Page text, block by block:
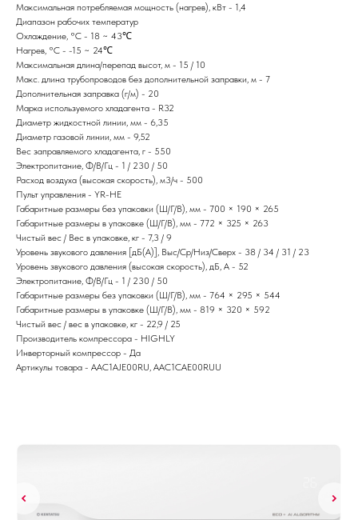
Максимальная потребляемая мощность (нагрев), кВт - 1,4
Диапазон рабочих температур
Охлаждение, °С - 18 ~ 43℃
Нагрев, °С - -15 ~ 24℃
Максимальная длина/перепад высот, м - 15 / 10
Макс. длина трубопроводов без дополнительной заправки, м - 7
Дополнительная заправка (г/м) - 20
Марка используемого хладагента - R32
Диаметр жидкостной линии, мм - 6,35
Диаметр газовой линии, мм - 9,52
Вес заправляемого хладагента, г - 550
Электропитание, Ф/В/Гц - 1 / 230 / 50
Расход воздуха (высокая скорость), м3/ч - 500
Пульт управления - YR-HE
Габаритные размеры без упаковки (Ш/Г/В), мм - 700 × 190 × 265
Габаритные размеры в упаковке (Ш/Г/В), мм - 772 × 325 × 263
Чистый вес / Вес в упаковке, кг - 7,3 / 9
Уровень звукового давления [дБ(А)], Выс/Ср/Низ/Сверх - 38 / 34 / 31 / 23
Уровень звукового давления (высокая скорость), дБ, А - 52
Электропитание, Ф/В/Гц - 1 / 230 / 50
Габаритные размеры без упаковки (Ш/Г/В), мм - 764 × 295 × 544
Габаритные размеры в упаковке (Ш/Г/В), мм - 819 × 320 × 592
Чистый вес / вес в упаковке, кг - 22,9 / 25
Производитель компрессора - HIGHLY
Инверторный компрессор - Да
Артикулы товара - AAC1AJE00RU, AAC1CAE00RUU